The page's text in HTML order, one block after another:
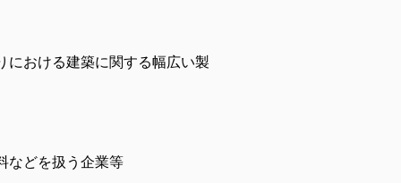
における建築に関する幅広い製
などを扱う企業等